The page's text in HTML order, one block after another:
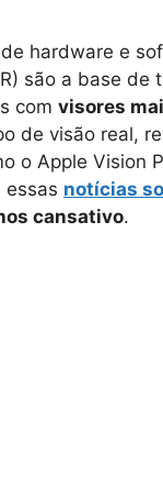
hardware e
são a base de
com visores
de visão real,
o Apple Vision
essas notícias
cansativo.